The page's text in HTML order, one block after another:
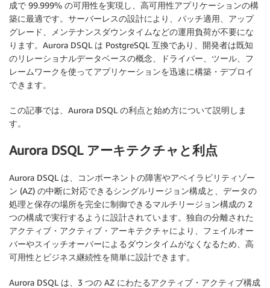
成で 99.999% の可用性を実現し、高可用性アプリケーションの構
築に最適です。サーバーレスの設計により、パッチ適用、アップ
グレード、メンテナンスダウンタイムなどの運用負荷が不要にな
ります。Aurora DSQL は PostgreSQL 互換であり、開発者は既知
のリレーショナルデータベースの概念、ドライバー、ツール、フ
レームワークを使ってアプリケーションを迅速に構築・デプロイ
できます。
この記事では、Aurora DSQL の利点と始め方について説明しま
す。
Aurora DSQL アーキテクチャと利点
Aurora DSQL は、コンポーネントの障害やアベイラビリティゾー
ン (AZ) の中断に対応できるシングルリージョン構成と、データの
処理と保存の場所を完全に制御できるマルチリージョン構成の 2
つの構成で実行するように設計されています。独自の分離された
アクティブ・アクティブ・アーキテクチャにより、フェイルオー
バーやスイッチオーバーによるダウンタイムがなくなるため、高
可用性とビジネス継続性を簡単に設計できます。
Aurora DSQL は、3 つの AZ にわたるアクティブ・アクティブ構成